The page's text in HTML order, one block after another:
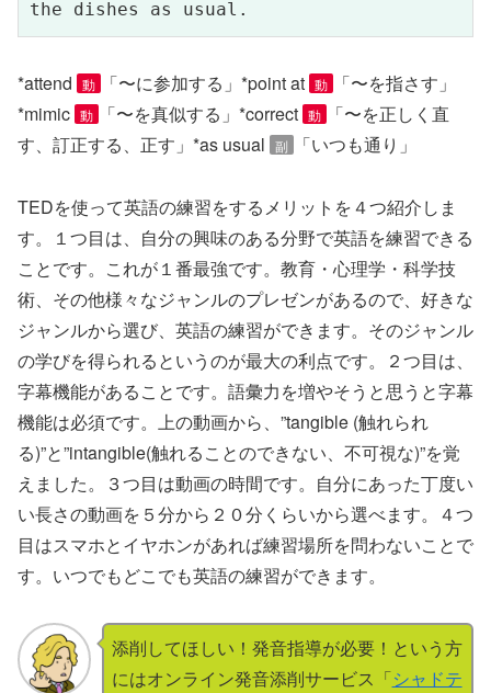
the dishes as usual.
*attend 動 「〜に参加する」*point at 動
「〜を指さす」
*mimic 動 「〜を真似する」*correct 動
「〜を正しく直
す、訂正する、正す」*as usual 副 「いつも通り」
TEDを使って英語の練習をするメリットを４つ紹介しま
す。１つ目は、自分の興味のある分野で英語を練習できる
ことです。これが１番最強です。教育・心理学・科学技
術、その他様々なジャンルのプレゼンがあるので、好きな
ジャンルから選び、英語の練習ができます。そのジャンル
の学びを得られるというのが最大の利点です。２つ目は、
字幕機能があることです。語彙力を増やそうと思うと字幕
機能は必須です。上の動画から、”tangible (触れられ
る)”と”intangible(触れることのできない、不可視な)”を覚
えました。３つ目は動画の時間です。自分にあった丁度い
い長さの動画を５分から２０分くらいから選べます。４つ
目はスマホとイヤホンがあれば練習場所を問わないことで
す。いつでもどこでも英語の練習ができます。
添削してほしい！発音指導が必要！という方
にはオンライン発音添削サービス「シャドテ